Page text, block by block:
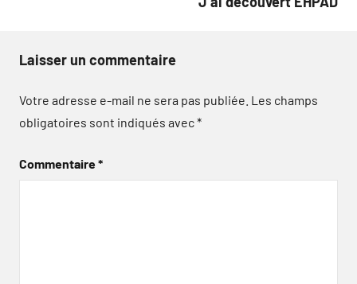
Laisser un commentaire
Votre adresse e-mail ne sera pas publiée. Les champs
obligatoires sont indiqués avec*
Commentaire*